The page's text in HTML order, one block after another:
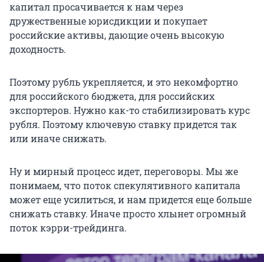
капитал просачивается к нам через
дружественные юрисдикции и покупает
российские активы, дающие очень высокую
доходность.
Поэтому рубль укрепляется, и это некомфортно
для российского бюджета, для российских
экспортеров. Нужно как-то стабилизировать курс
рубля. Поэтому ключевую ставку придется так
или иначе снижать.
Ну и мирный процесс идет, переговоры. Мы же
понимаем, что поток спекулятивного капитала
может еще усилиться, и нам придется еще больше
снижать ставку. Иначе просто хлынет огромный
поток кэрри-трейдинга.